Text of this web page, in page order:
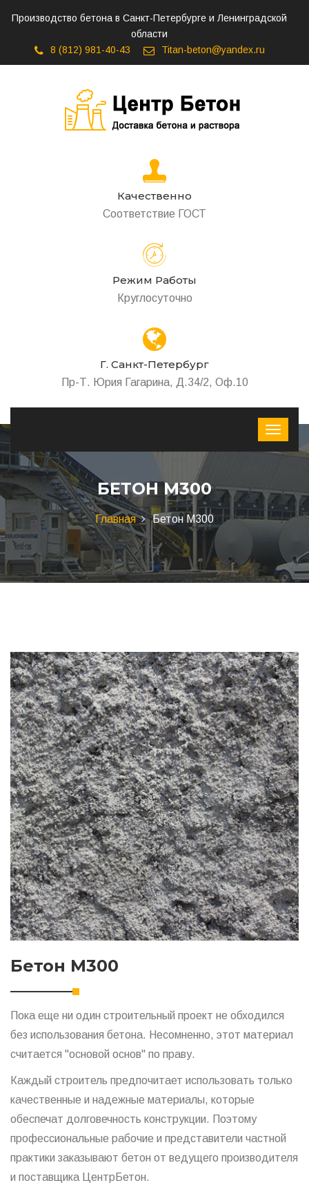
Производство бетона в Санкт-Петербурге и Ленинградской
области
8 (812) 981-40-43
Titan-beton@yandex.ru
Качественно
Соответствие ГОСТ
Режим Работы
Круглосуточно
Г. Санкт-Петербург
Пр-Т. Юрия Гагарина, Д.34/2, Оф.10
БЕТОН М300
Главная Бетон М300
Бетон М300
Пока еще ни один строительный проект не обходился
без использования бетона. Несомненно, этот материал
считается "основой основ" по праву.
Каждый строитель предпочитает использовать только
качественные и надежные материалы, которые
обеспечат долговечность конструкции. Поэтому
профессиональные рабочие и представители частной
практики заказывают бетон от ведущего производителя
и поставщика ЦентрБетон.